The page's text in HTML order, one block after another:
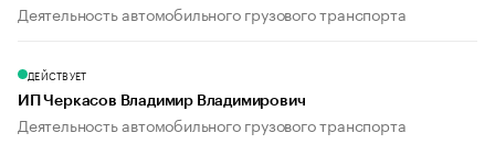
Деятельность автомобильного грузового транспорта
ДЕЙСТВУЕТ
ИП Черкасов Владимир Владимирович
Деятельность автомобильного грузового транспорта